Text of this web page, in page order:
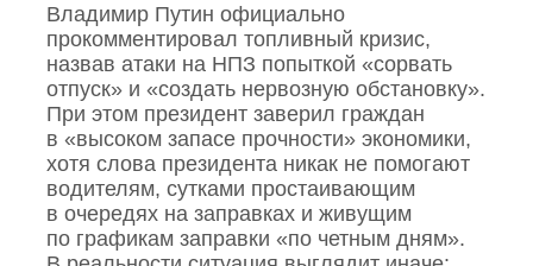
Владимир Путин официально
прокомментировал топливный кризис,
назвав атаки на НПЗ попыткой «сорвать
отпуск» и «создать нервозную обстановку».
При этом президент заверил граждан
в «высоком запасе прочности» экономики,
хотя слова президента никак не помогают
водителям, сутками простаивающим
в очередях на заправках и живущим
по графикам заправки «по четным дням».